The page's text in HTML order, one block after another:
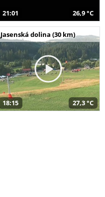
21:01 26,9 °C
Jasenská dolina (30 km)
18:15 27,3 °C